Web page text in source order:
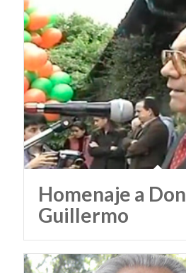
Homenaje a Don
Guillermo